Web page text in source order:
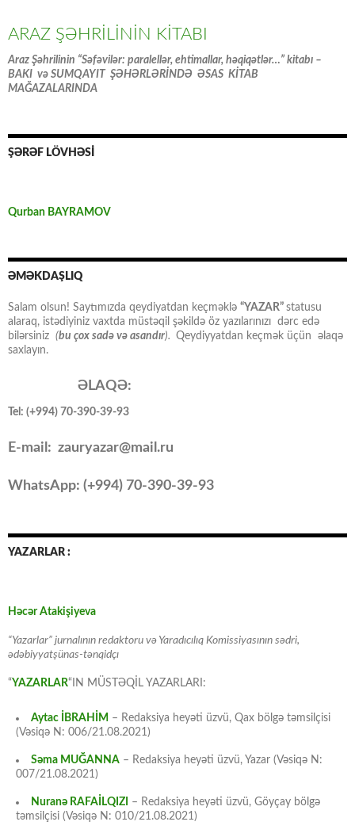
ARAZ ŞƏHRİLİNİN KİTABI
Araz Şəhrilinin “Səfəvilər: paralellər, ehtimallar, həqiqətlər…” kitabı –
BAKI və SUMQAYIT ŞƏHƏRLƏRİNDƏ ƏSAS KİTAB
MAĞAZALARINDA
ŞƏRƏF LÖVHƏSİ
Qurban BAYRAMOV
ƏMƏKDAŞLIQ
Salam olsun! Saytımızda qeydiyatdan keçməklə “YAZAR” statusu
alaraq, istədiyiniz vaxtda müstəqil şəkildə öz yazılarınızı dərc edə
bilərsiniz (bu çox sadə və asandır). Qeydiyyatdan keçmək üçün əlaqə
saxlayın.
ƏLAQƏ:
Tel: (+994) 70-390-39-93
E-mail: zauryazar@mail.ru
WhatsApp: (+994) 70-390-39-93
YAZARLAR :
Həcər Atakişiyeva
“Yazarlar” jurnalının redaktoru və Yaradıcılıq Komissiyasının sədri,
ədəbiyyatşünas-tənqidçı
“YAZARLAR“IN MÜSTƏQİL YAZARLARI:
Aytac İBRAHİM – Redaksiya heyəti üzvü, Qax bölgə təmsilçisi
(Vəsiqə N: 006/21.08.2021)
Səma MUĞANNA – Redaksiya heyəti üzvü, Yazar (Vəsiqə N:
007/21.08.2021)
Nuranə RAFAİLQIZI
– Redaksiya heyəti üzvü, Göyçay bölgə
təmsilçisi (Vəsiqə N: 010/21.08.2021)